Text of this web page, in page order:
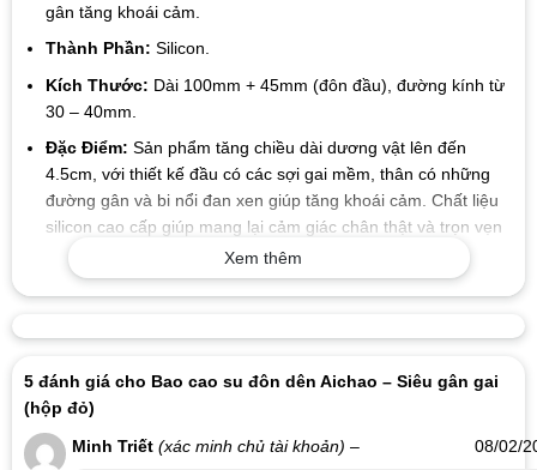
gân tăng khoái cảm.
Thành Phần: Silicon.
Kích Thước: Dài 100mm + 45mm (đôn đầu), đường kính từ
30 – 40mm.
Đặc Điểm: Sản phẩm tăng chiều dài dương vật lên đến
4.5cm, với thiết kế đầu có các sợi gai mềm, thân có những
đường gân và bi nổi đan xen giúp tăng khoái cảm. Chất liệu
silicon cao cấp giúp mang lại cảm giác chân thật và trọn vẹn
Hướng Dẫn Sử Dụng:
Vệ sinh sạch sẽ bao cao su đôn dên cả mặt trong và ngoài
Xem thêm
5 đánh giá cho Bao cao su đôn dên Aichao – Siêu gân gai
(hộp đỏ)
Minh Triết (xác minh chủ tài khoản) – 08/02/